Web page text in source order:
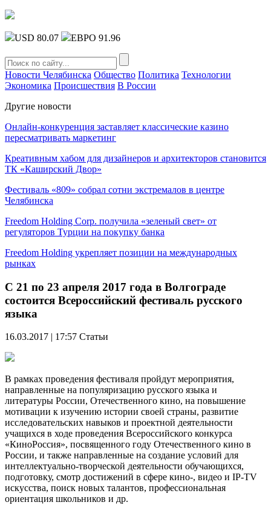
USD 80.07 ЕВРО 91.96
Новости Челябинска Общество Политика Технологии
Экономика Происшествия В России
Другие новости
Онлайн-конкуренция заставляет классические казино
пересматривать маркетинг
Креативным хабом для дизайнеров и архитекторов становится
ТК «Каширский Двор»
Фестиваль «809» собрал сотни экстремалов в центре
Челябинска
Freedom Holding Corp. получила «зеленый свет» от
регуляторов Турции на покупку банка
Freedom Holding укрепляет позиции на международных
рынках
С 21 по 23 апреля 2017 года в Волгограде
состоится Всероссийский фестиваль русского
языка
16.03.2017 | 17:57 Статьи
В рамках проведения фестиваля пройдут мероприятия,
направленные на популяризацию русского языка и
литературы России, Отечественного кино, на повышение
мотивации к изучению истории своей страны, развитие
исследовательских навыков и проектной деятельности
учащихся в ходе проведения Всероссийского конкурса
«КиноРоссия», посвященного году Отечественного кино в
России, и также направленные на создание условий для
интеллектуально-творческой деятельности обучающихся,
подготовку, смотр достижений в сфере кино-, видео и IP-TV
искусства, поиск новых талантов, профессиональная
ориентация школьников и др.